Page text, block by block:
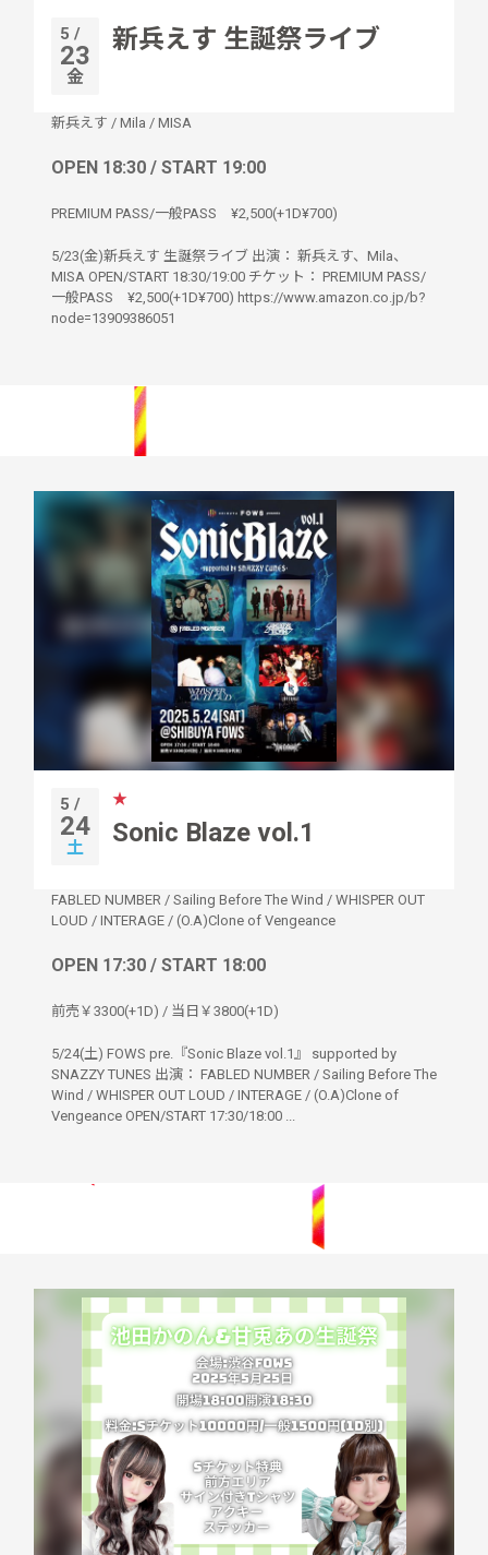
5 /
23
金
新兵えす 生誕祭ライブ
新兵えす / Mila / MISA
OPEN 18:30 / START 19:00
PREMIUM PASS/一般PASS ¥2,500(+1D¥700)
5/23(金)新兵えす 生誕祭ライブ 出演： 新兵えす、Mila、
MISA OPEN/START 18:30/19:00 チケット： PREMIUM PASS/
一般PASS ¥2,500(+1D¥700) https://www.amazon.co.jp/b?
node=13909386051
5 /
24
土
★
Sonic Blaze vol.1
FABLED NUMBER / Sailing Before The Wind / WHISPER OUT
LOUD / INTERAGE / (O.A)Clone of Vengeance
OPEN 17:30 / START 18:00
前売￥3300(+1D) / 当日￥3800(+1D)
5/24(土) FOWS pre.『Sonic Blaze vol.1』 supported by
SNAZZY TUNES 出演： FABLED NUMBER / Sailing Before The
Wind / WHISPER OUT LOUD / INTERAGE / (O.A)Clone of
Vengeance OPEN/START 17:30/18:00 ...